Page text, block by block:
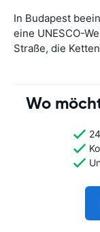
In Budapest
eine UNESCO-
Straße, die
Wo